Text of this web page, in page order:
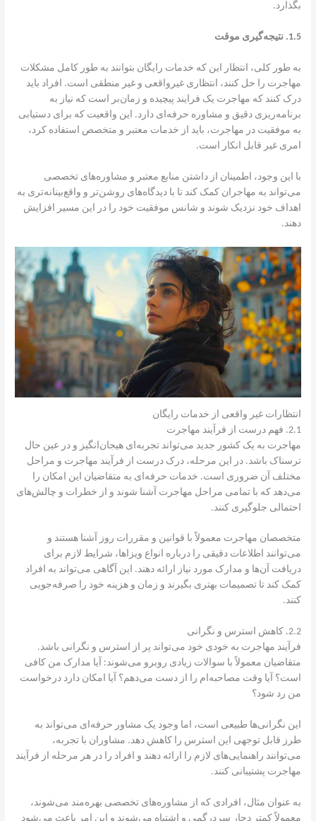
بگذارد.
1.5. نتیجه‌گیری موقت
به طور کلی، انتظار این که خدمات رایگان بتوانند به طور کامل مشکلات
مهاجرت را حل کنند، انتظاری غیرواقعی و غیر منطقی است. افراد باید
درک کنند که مهاجرت یک فرایند پیچیده و زمان‌بر است که نیاز به
برنامه‌ریزی دقیق و مشاوره حرفه‌ای دارد. این واقعیت که برای دستیابی
به موفقیت در مهاجرت، باید از خدمات معتبر و متخصص استفاده کرد،
امری غیر قابل انکار است.
با این وجود، اطمینان از داشتن منابع معتبر و مشاوره‌های تخصصی
می‌تواند به مهاجران کمک کند تا با دیدگاه‌های روشن‌تر و واقع‌بینانه‌تری به
اهداف خود نزدیک شوند و شانس موفقیت خود را در این مسیر افزایش
دهند.
انتظارات غیر واقعی از خدمات رایگان
2.1. فهم درست از فرآیند مهاجرت
مهاجرت به یک کشور جدید می‌تواند تجربه‌ای هیجان‌انگیز و در عین حال
ترسناک باشد. در این مرحله، درک درست از فرآیند مهاجرت و مراحل
مختلف آن ضروری است. خدمات حرفه‌ای به متقاضیان این امکان را
می‌دهد که با تمامی مراحل مهاجرت آشنا شوند و از خطرات و چالش‌های
احتمالی جلوگیری کنند.
متخصصان مهاجرت معمولاً با قوانین و مقررات روز آشنا هستند و
می‌توانند اطلاعات دقیقی را درباره انواع ویزاها، شرایط لازم برای
دریافت آن‌ها و مدارک مورد نیاز ارائه دهند. این آگاهی می‌تواند به افراد
کمک کند تا تصمیمات بهتری بگیرند و زمان و هزینه خود را صرفه‌جویی
کنند.
2.2. کاهش استرس و نگرانی
فرآیند مهاجرت به خودی خود می‌تواند پر از استرس و نگرانی باشد.
متقاضیان معمولاً با سوالات زیادی روبرو می‌شوند: آیا مدارک من کافی
است؟ آیا وقت مصاحبه‌ام را از دست می‌دهم؟ آیا امکان دارد درخواست
من رد شود؟
این نگرانی‌ها طبیعی است، اما وجود یک مشاور حرفه‌ای می‌تواند به
طرز قابل توجهی این استرس را کاهش دهد. مشاوران با تجربه،
می‌توانند راهنمایی‌های لازم را ارائه دهند و افراد را در هر مرحله از فرآیند
مهاجرت پشتیبانی کنند.
به عنوان مثال، افرادی که از مشاوره‌های تخصصی بهره‌مند می‌شوند،
معمولاً کمتر دچار سردرگمی و اشتباه می‌شوند و این امر باعث می‌شود